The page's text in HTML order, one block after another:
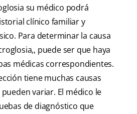
su médico podrá
clínico familiar y
Para determinar la causa
puede ser que haya
médicas correspondientes.
tiene muchas causas
variar. El médico le
de diagnóstico que